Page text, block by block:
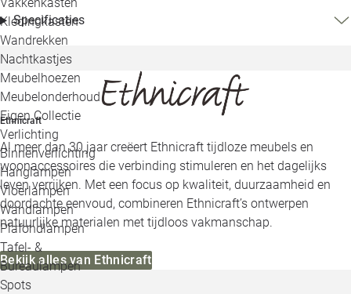
Kledingkasten
Wandrekken
Nachtkastjes
Meubelhoezen
Meubelonderhoud
Eigen Collectie
Verlichting
Binnenverlichting
Hanglampen
Vloerlampen
Wandlampen
Plafondlampen
Tafel- &
Bureaulampen
Spots
Specificaties
Ethnicraft
Al meer dan 30 jaar creëert Ethnicraft tijdloze meubels en
woonaccessoires die verbinding stimuleren en het dagelijks
leven verrijken. Met een focus op kwaliteit, duurzaamheid en
doordachte eenvoud, combineren Ethnicraft’s ontwerpen
natuurlijke materialen met tijdloos vakmanschap.
Bekijk alles van Ethnicraft